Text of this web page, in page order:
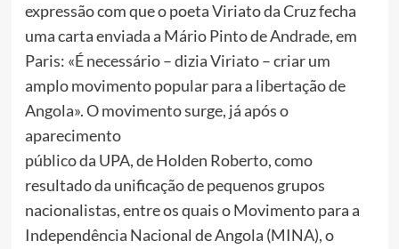
expressão com que o poeta Viriato da Cruz fecha
uma carta enviada a Mário Pinto de Andrade, em
Paris: «É necessário – dizia Viriato – criar um
amplo movimento popular para a libertação de
Angola». O movimento surge, já após o
aparecimento
público da UPA, de Holden Roberto, como
resultado da unificação de pequenos grupos
nacionalistas, entre os quais o Movimento para a
Independência Nacional de Angola (MINA), o